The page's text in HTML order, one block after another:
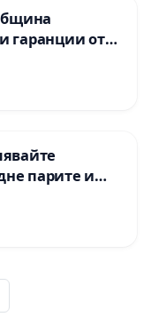
гаранции от
че ще се
норми!
парите и